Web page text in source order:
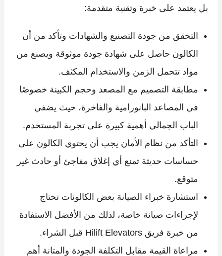
بل يعتمد على خبرة وتقنية متقدمة:
التحقق من جودة التصنيع والشهادات وتأكد من أن
الكالون حاصل على شهادة جودة موثوقة ويصنع من
مواد تتحمل الزمن والاستخدام المكثف.
مطابقة التصميم مع المصعد وحجم الكبينة خصوصًا
في المصاعد البانورامية والفاخرة، حيث يضفي
الباب الجمالي أهمية كبيرة على تجربة المستخدم.
التأكد من نظام الأمان يجب أن يحتوي الكالون على
حساسات حديثة تمنع أي إغلاق مفاجئ أو حادث غير
متوقع.
استشارة خبراء الصيانة بعض الكالونات تحتاج
لإجراءات صيانة خاصة، لذلك من الأفضل الاستفادة
من خبرة فريق Hilift Elevators قبل الشراء.
مراعاة القيمة مقابل التكلفة الجودة والمتانة أهم